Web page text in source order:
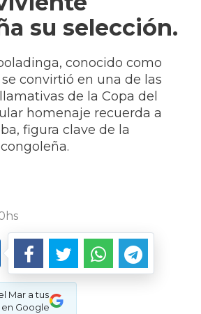
su selección.
conocido como
convirtió en una de las
de la Copa del
homenaje recuerda a
figura clave de la
Mar a tus
Google